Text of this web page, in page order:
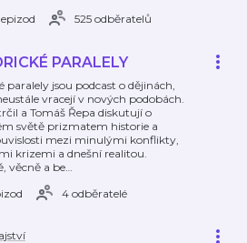
525 odběratelů
PARALELY
paralely jsou podcast o dějinách,
vracejí v nových podobách.
a Tomáš Řepa diskutují o
světě prizmatem historie a
mezi minulými konflikty,
krizemi a dnešní realitou.
věcně a be…
4 odběratelé